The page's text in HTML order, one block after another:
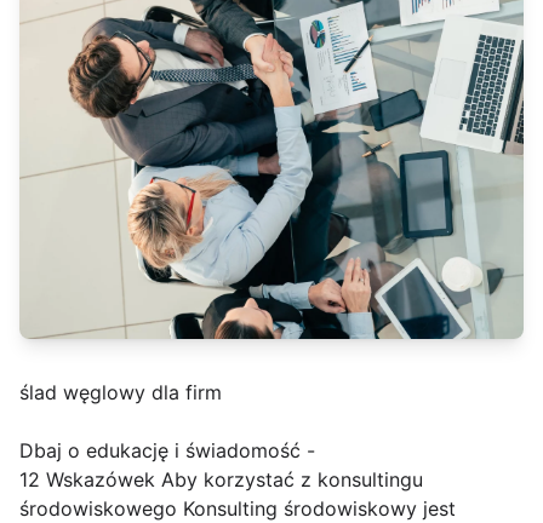
ślad węglowy dla firm
Dbaj o edukację i świadomość -
12 Wskazówek Aby korzystać z konsultingu
środowiskowego Konsulting środowiskowy jest